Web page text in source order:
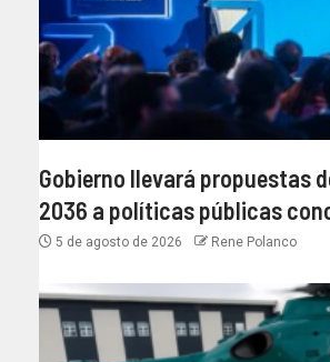
Gobierno llevará propuestas
2036 a políticas públicas
5 de agosto de 2026 Rene Polanco